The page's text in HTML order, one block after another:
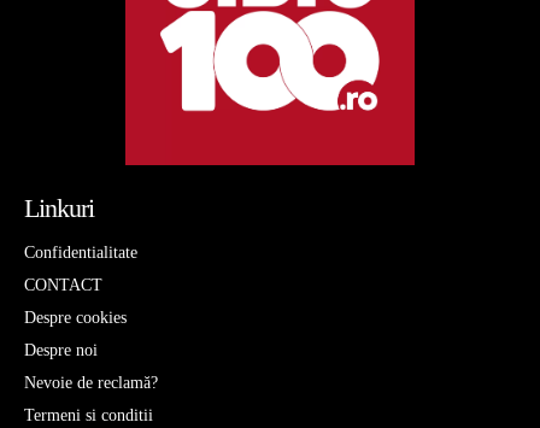
Linkuri
Confidentialitate
CONTACT
Despre cookies
Despre noi
Nevoie de reclamă?
Termeni si conditii